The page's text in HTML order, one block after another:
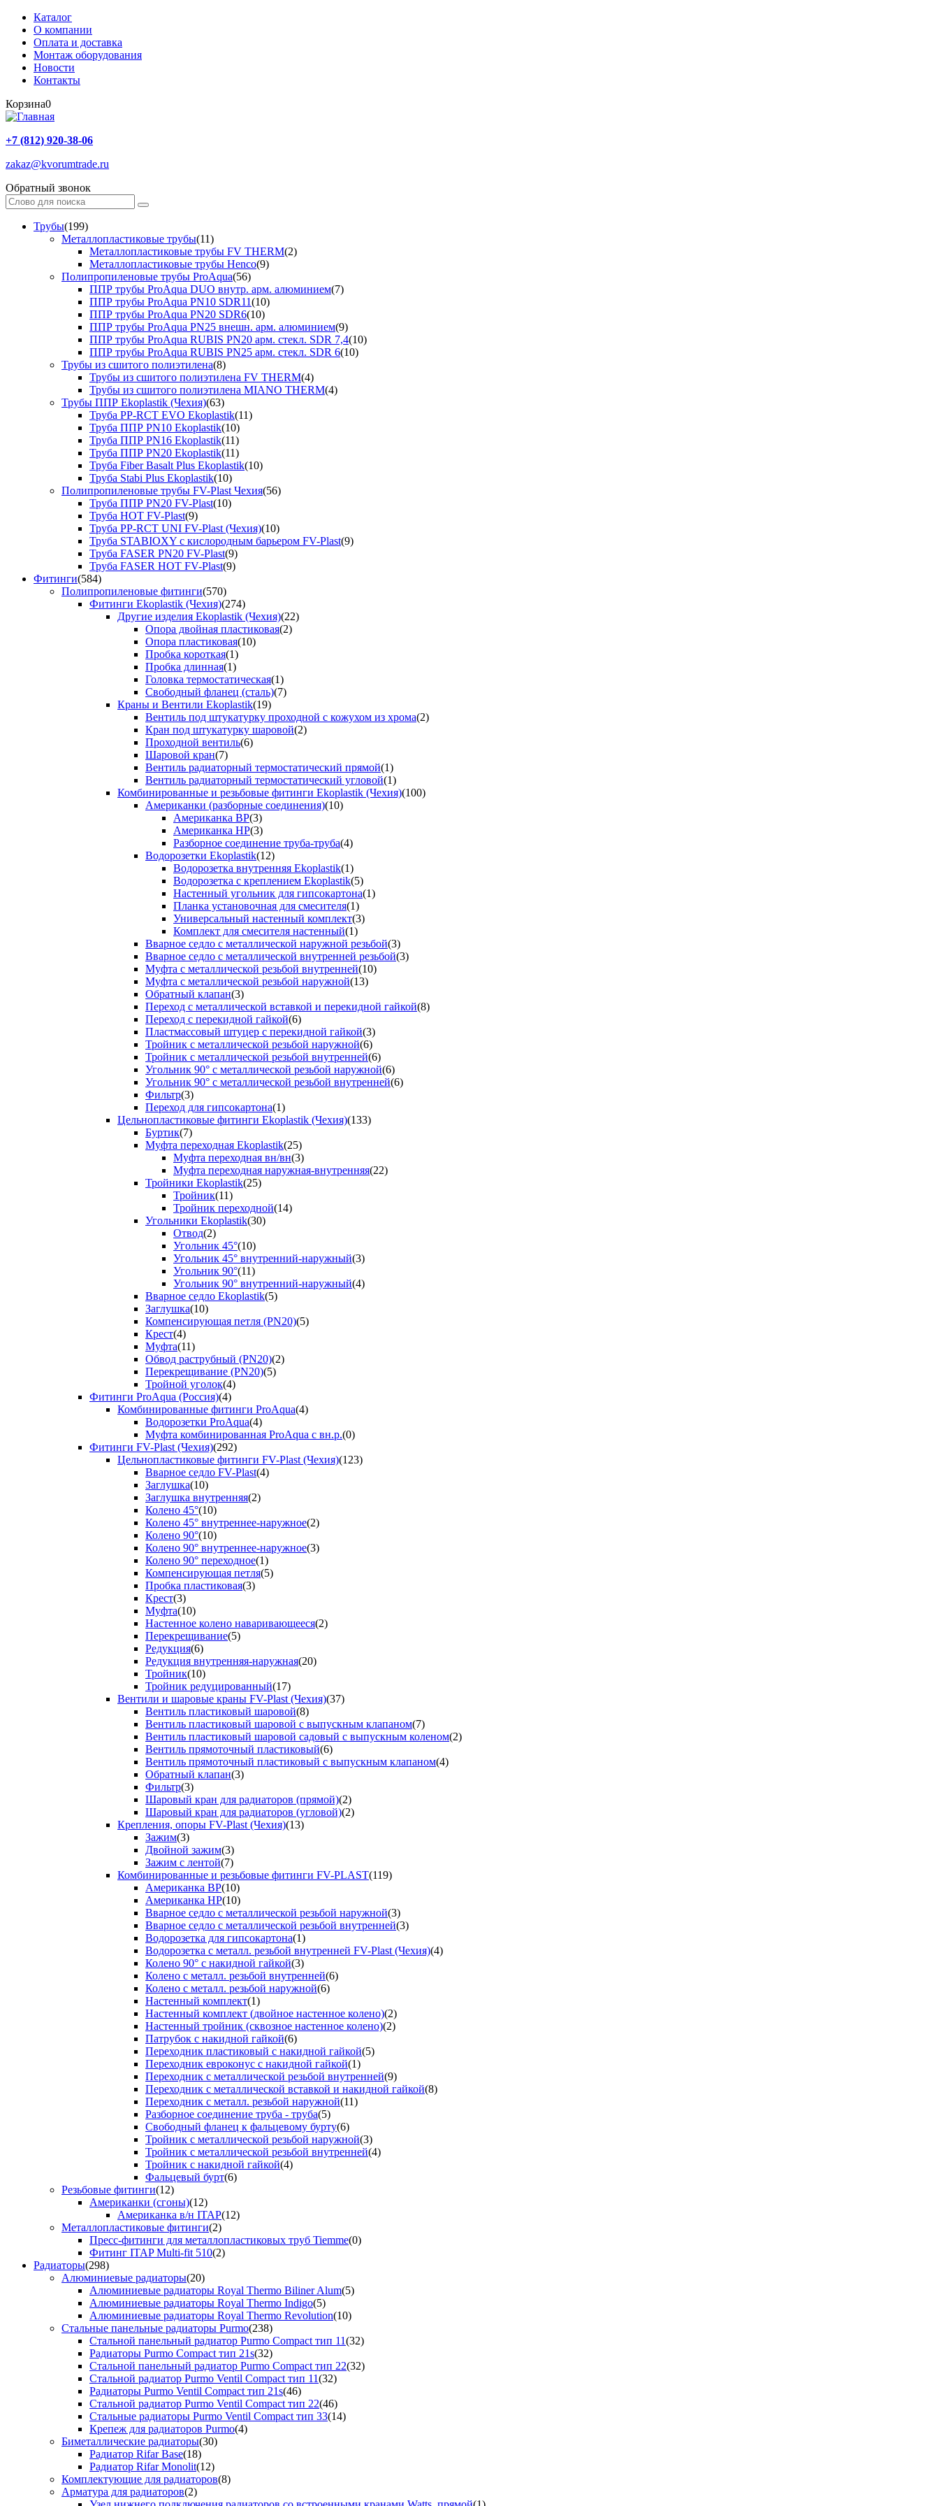
Каталог
О компании
Оплата и доставка
Монтаж оборудования
Новости
Контакты
Корзина0
+7 (812) 920-38-06
zakaz@kvorumtrade.ru
Обратный звонок
Трубы(199)
Металлопластиковые трубы(11)
Металлопластиковые трубы FV THERM(2)
Металлопластиковые трубы Henco(9)
Полипропиленовые трубы ProAqua(56)
ППР трубы ProAqua DUO внутр. арм. алюминием(7)
ППР трубы ProAqua PN10 SDR11(10)
ППР трубы ProAqua PN20 SDR6(10)
ППР трубы ProAqua PN25 внешн. арм. алюминием(9)
ППР трубы ProAqua RUBIS PN20 арм. стекл. SDR 7,4(10)
ППР трубы ProAqua RUBIS PN25 арм. стекл. SDR 6(10)
Трубы из сшитого полиэтилена(8)
Трубы из сшитого полиэтилена FV THERM(4)
Трубы из сшитого полиэтилена MIANO THERM(4)
Трубы ППР Ekoplastik (Чехия)(63)
Труба PP-RCT EVO Ekoplastik(11)
Труба ППР PN10 Ekoplastik(10)
Труба ППР PN16 Ekoplastik(11)
Труба ППР PN20 Ekoplastik(11)
Труба Fiber Basalt Plus Ekoplastik(10)
Труба Stabi Plus Ekoplastik(10)
Полипропиленовые трубы FV-Plast Чехия(56)
Труба ППР PN20 FV-Plast(10)
Труба HOT FV-Plast(9)
Труба PP-RCT UNI FV-Plast (Чехия)(10)
Труба STABIOXY с кислородным барьером FV-Plast(9)
Труба FASER PN20 FV-Plast(9)
Труба FASER HOT FV-Plast(9)
Фитинги(584)
Полипропиленовые фитинги(570)
Фитинги Ekoplastik (Чехия)(274)
Другие изделия Ekoplastik (Чехия)(22)
Опора двойная пластиковая(2)
Опора пластиковая(10)
Пробка короткая(1)
Пробка длинная(1)
Головка термостатическая(1)
Свободный фланец (сталь)(7)
Краны и Вентили Ekoplastik(19)
Вентиль под штукатурку проходной с кожухом из хрома(2)
Кран под штукатурку шаровой(2)
Проходной вентиль(6)
Шаровой кран(7)
Вентиль радиаторный термостатический прямой(1)
Вентиль радиаторный термостатический угловой(1)
Комбинированные и резьбовые фитинги Ekoplastik (Чехия)(100)
Американки (разборные соединения)(10)
Американка ВР(3)
Американка НР(3)
Разборное соединение труба-труба(4)
Водорозетки Ekoplastik(12)
Водорозетка внутренняя Ekoplastik(1)
Водорозетка с креплением Ekoplastik(5)
Настенный угольник для гипсокартона(1)
Планка установочная для смесителя(1)
Универсальный настенный комплект(3)
Комплект для смесителя настенный(1)
Вварное седло с металлической наружной резьбой(3)
Вварное седло с металлической внутренней резьбой(3)
Муфта с металлической резьбой внутренней(10)
Муфта с металлической резьбой наружной(13)
Обратный клапан(3)
Переход с металлической вставкой и перекидной гайкой(8)
Переход с перекидной гайкой(6)
Пластмассовый штуцер с перекидной гайкой(3)
Тройник с металлической резьбой наружной(6)
Тройник с металлической резьбой внутренней(6)
Угольник 90° с металлической резьбой наружной(6)
Угольник 90° с металлической резьбой внутренней(6)
Фильтр(3)
Переход для гипсокартона(1)
Цельнопластиковые фитинги Ekoplastik (Чехия)(133)
Буртик(7)
Муфта переходная Ekoplastik(25)
Муфта переходная вн/вн(3)
Муфта переходная наружная-внутренняя(22)
Тройники Ekoplastik(25)
Тройник(11)
Тройник переходной(14)
Угольники Ekoplastik(30)
Отвод(2)
Угольник 45°(10)
Угольник 45° внутренний-наружный(3)
Угольник 90°(11)
Угольник 90° внутренний-наружный(4)
Вварное седло Ekoplastik(5)
Заглушка(10)
Компенсирующая петля (PN20)(5)
Крест(4)
Муфта(11)
Обвод раструбный (PN20)(2)
Перекрещивание (PN20)(5)
Тройной уголок(4)
Фитинги ProAqua (Россия)(4)
Комбинированные фитинги ProAqua(4)
Водорозетки ProAqua(4)
Муфта комбинированная ProAqua с вн.р.(0)
Фитинги FV-Plast (Чехия)(292)
Цельнопластиковые фитинги FV-Plast (Чехия)(123)
Вварное седло FV-Plast(4)
Заглушка(10)
Заглушка внутренняя(2)
Колено 45°(10)
Колено 45° внутреннее-наружное(2)
Колено 90°(10)
Колено 90° внутреннее-наружное(3)
Колено 90° переходное(1)
Компенсирующая петля(5)
Пробка пластиковая(3)
Крест(3)
Муфта(10)
Настенное колено наваривающееся(2)
Перекрещивание(5)
Редукция(6)
Редукция внутренняя-наружная(20)
Тройник(10)
Тройник редуцированный(17)
Вентили и шаровые краны FV-Plast (Чехия)(37)
Вентиль пластиковый шаровой(8)
Вентиль пластиковый шаровой с выпускным клапаном(7)
Вентиль пластиковый шаровой садовый с выпускным коленом(2)
Вентиль прямоточный пластиковый(6)
Вентиль прямоточный пластиковый с выпускным клапаном(4)
Обратный клапан(3)
Фильтр(3)
Шаровый кран для радиаторов (прямой)(2)
Шаровый кран для радиаторов (угловой)(2)
Крепления, опоры FV-Plast (Чехия)(13)
Зажим(3)
Двойной зажим(3)
Зажим с лентой(7)
Комбинированные и резьбовые фитинги FV-PLAST(119)
Американка ВР(10)
Американка НР(10)
Вварное седло с металлической резьбой наружной(3)
Вварное седло с металлической резьбой внутренней(3)
Водорозетка для гипсокартона(1)
Водорозетка с металл. резьбой внутренней FV-Plast (Чехия)(4)
Колено 90° с накидной гайкой(3)
Колено с металл. резьбой внутренней(6)
Колено с металл. резьбой наружной(6)
Настенный комплект(1)
Настенный комплект (двойное настенное колено)(2)
Настенный тройник (сквозное настенное колено)(2)
Патрубок с накидной гайкой(6)
Переходник пластиковый с накидной гайкой(5)
Переходник евроконус с накидной гайкой(1)
Переходник с металлической резьбой внутренней(9)
Переходник с металлической вставкой и накидной гайкой(8)
Переходник с металл. резьбой наружной(11)
Разборное соединение труба - труба(5)
Свободный фланец к фальцевому бурту(6)
Тройник с металлической резьбой наружной(3)
Тройник с металлической резьбой внутренней(4)
Тройник с накидной гайкой(4)
Фальцевый бурт(6)
Резьбовые фитинги(12)
Американки (сгоны)(12)
Американка в/н ITAP(12)
Металлопластиковые фитинги(2)
Пресс-фитинги для металлопластиковых труб Tiemme(0)
Фитинг ITAP Multi-fit 510(2)
Радиаторы(298)
Алюминиевые радиаторы(20)
Алюминиевые радиаторы Royal Thermo Biliner Alum(5)
Алюминиевые радиаторы Royal Thermo Indigo(5)
Алюминиевые радиаторы Royal Thermo Revolution(10)
Стальные панельные радиаторы Purmo(238)
Стальной панельный радиатор Purmo Compact тип 11(32)
Радиаторы Purmo Compact тип 21s(32)
Стальной панельный радиатор Purmo Compact тип 22(32)
Стальной радиатор Purmo Ventil Compact тип 11(32)
Радиаторы Purmo Ventil Compact тип 21s(46)
Стальной радиатор Purmo Ventil Compact тип 22(46)
Стальные радиаторы Purmo Ventil Compact тип 33(14)
Крепеж для радиаторов Purmo(4)
Биметаллические радиаторы(30)
Радиатор Rifar Base(18)
Радиатор Rifar Monolit(12)
Комплектующие для радиаторов(8)
Арматура для радиаторов(2)